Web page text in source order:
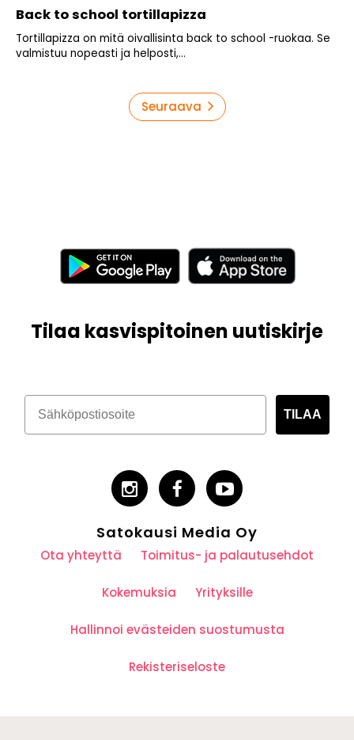
Back to school tortillapizza
Tortillapizza on mitä oivallisinta back to school -ruokaa. Se
valmistuu nopeasti ja helposti,...
Seuraava
Tilaa kasvispitoinen uutiskirje
TILAA
Satokausi Media Oy
Ota yhteyttä Toimitus- ja palautusehdot
Kokemuksia Yrityksille
Hallinnoi evästeiden suostumusta
Rekisteriseloste